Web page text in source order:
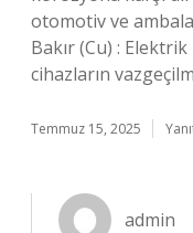
otomotiv ve
Bakır (Cu) :
cihazların
Temmuz 15, 2025
admin